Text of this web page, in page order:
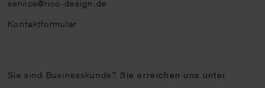
service@rico-design.de
Kontaktformular
Sie sind Businesskunde?Sie erreichen uns unter